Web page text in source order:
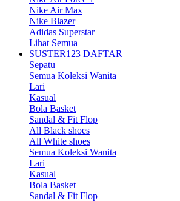
Nike Air Max
Nike Blazer
Adidas Superstar
Lihat Semua
SUSTER123 DAFTAR
Sepatu
Semua Koleksi Wanita
Lari
Kasual
Bola Basket
Sandal & Fit Flop
All Black shoes
All White shoes
Semua Koleksi Wanita
Lari
Kasual
Bola Basket
Sandal & Fit Flop